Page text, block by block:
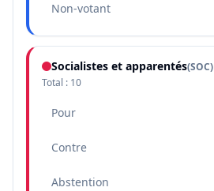
Non-votant
Socialistes et apparentés(SOC)
Total : 10
Pour
Contre
Abstention